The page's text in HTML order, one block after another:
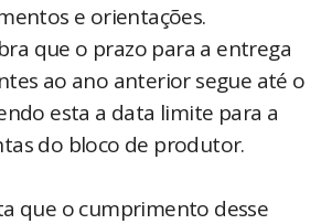
e orientações.
que o prazo para a entrega
ao ano anterior segue até o
esta a data limite para a
do bloco de produtor.
que o cumprimento desse